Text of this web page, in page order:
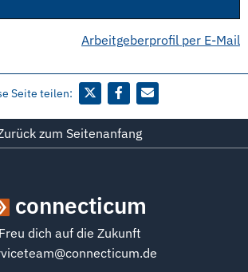
Arbeitgeberprofil per E-Mail
Seite teilen:
zum Seitenanfang
connecticum
Freu dich auf die Zukunft